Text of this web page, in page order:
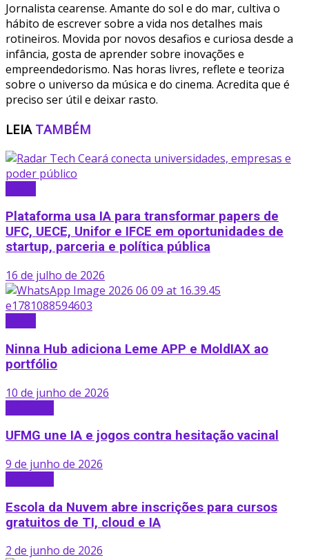
Jornalista cearense. Amante do sol e do mar, cultiva o
hábito de escrever sobre a vida nos detalhes mais
rotineiros. Movida por novos desafios e curiosa desde a
infância, gosta de aprender sobre inovações e
empreendedorismo. Nas horas livres, reflete e teoriza
sobre o universo da música e do cinema. Acredita que é
preciso ser útil e deixar rasto.
LEIA TAMBÉM
Plataforma usa IA para transformar papers de
UFC, UECE, Unifor e IFCE em oportunidades de
startup, parceria e política pública
16 de julho de 2026
Ninna Hub adiciona Leme APP e MoldIAX ao
portfólio
10 de junho de 2026
UFMG une IA e jogos contra hesitação vacinal
9 de junho de 2026
Escola da Nuvem abre inscrições para cursos
gratuitos de TI, cloud e IA
2 de junho de 2026